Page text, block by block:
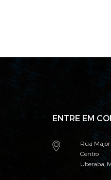
ENTRE EM
Rua
Centro
Uberaba,